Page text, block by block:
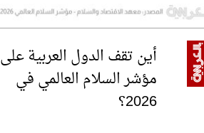
أين تقف الدول العربية على
مؤشر السلام العالمي في
2026؟